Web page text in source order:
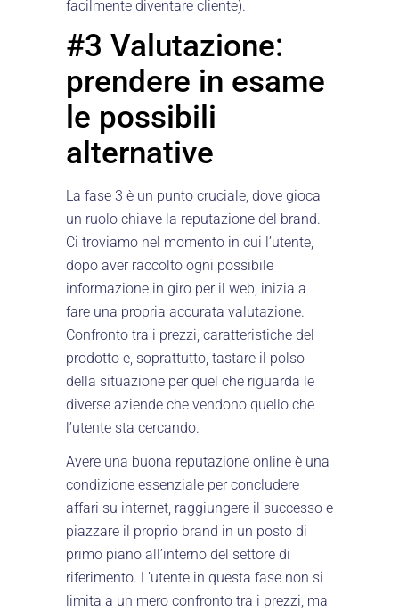
facilmente diventare cliente).
#3 Valutazione:
prendere in esame
le possibili
alternative
La fase 3 è un punto cruciale, dove gioca
un ruolo chiave la reputazione del brand.
Ci troviamo nel momento in cui l’utente,
dopo aver raccolto ogni possibile
informazione in giro per il web, inizia a
fare una propria accurata valutazione.
Confronto tra i prezzi, caratteristiche del
prodotto e, soprattutto, tastare il polso
della situazione per quel che riguarda le
diverse aziende che vendono quello che
l’utente sta cercando.
Avere una buona reputazione online è una
condizione essenziale per concludere
affari su internet, raggiungere il successo e
piazzare il proprio brand in un posto di
primo piano all’interno del settore di
riferimento. L’utente in questa fase non si
limita a un mero confronto tra i prezzi, ma